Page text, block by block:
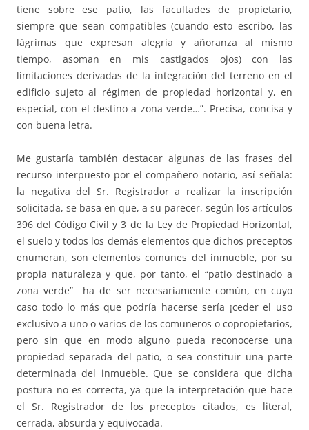
tiene sobre ese patio, las facultades de propietario,
siempre que sean compatibles (cuando esto escribo, las
lágrimas que expresan alegría y añoranza al mismo
tiempo, asoman en mis castigados ojos) con las
limitaciones derivadas de la integración del terreno en el
edificio sujeto al régimen de propiedad horizontal y, en
especial, con el destino a zona verde…”. Precisa, concisa y
con buena letra.
Me gustaría también destacar algunas de las frases del
recurso interpuesto por el compañero notario, así señala:
la negativa del Sr. Registrador a realizar la inscripción
solicitada, se basa en que, a su parecer, según los artículos
396 del Código Civil y 3 de la Ley de Propiedad Horizontal,
el suelo y todos los demás elementos que dichos preceptos
enumeran, son elementos comunes del inmueble, por su
propia naturaleza y que, por tanto, el “patio destinado a
zona verde” ha de ser necesariamente común, en cuyo
caso todo lo más que podría hacerse sería ¡ceder el uso
exclusivo a uno o varios de los comuneros o copropietarios,
pero sin que en modo alguno pueda reconocerse una
propiedad separada del patio, o sea constituir una parte
determinada del inmueble. Que se considera que dicha
postura no es correcta, ya que la interpretación que hace
el Sr. Registrador de los preceptos citados, es literal,
cerrada, absurda y equivocada.